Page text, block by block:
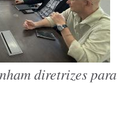
diretrizes para